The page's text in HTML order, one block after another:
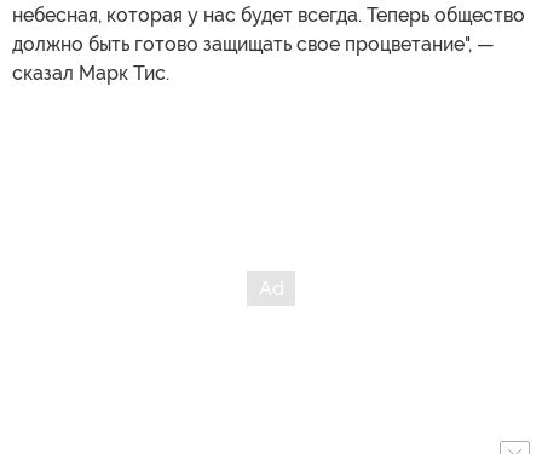
небесная, которая у нас будет всегда. Теперь общество
должно быть готово защищать свое процветание", —
сказал Марк Тис.